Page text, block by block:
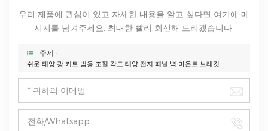
우리 제품에 관심이 있고 자세한 내용을 알고 싶다면 여기에 메
시지를 남겨주세요. 최대한 빨리 회신해 드리겠습니다.
주제 :
쉬운 태양 광 키트 범용 조절 각도 태양 전지 패널 벽 마운트 브래킷